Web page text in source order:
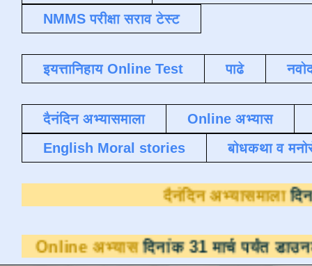
NMMS परीक्षा सराव टेस्ट
इयत्तानिहाय Online Test पाढे
दैनंदिन अभ्यासमाला
Online अभ्यास
English Moral stories
बोधकथा व
दैनंदिन
अभ्यासदिनांक 31 मार्च पर्यंत डाउनलोडसाठी